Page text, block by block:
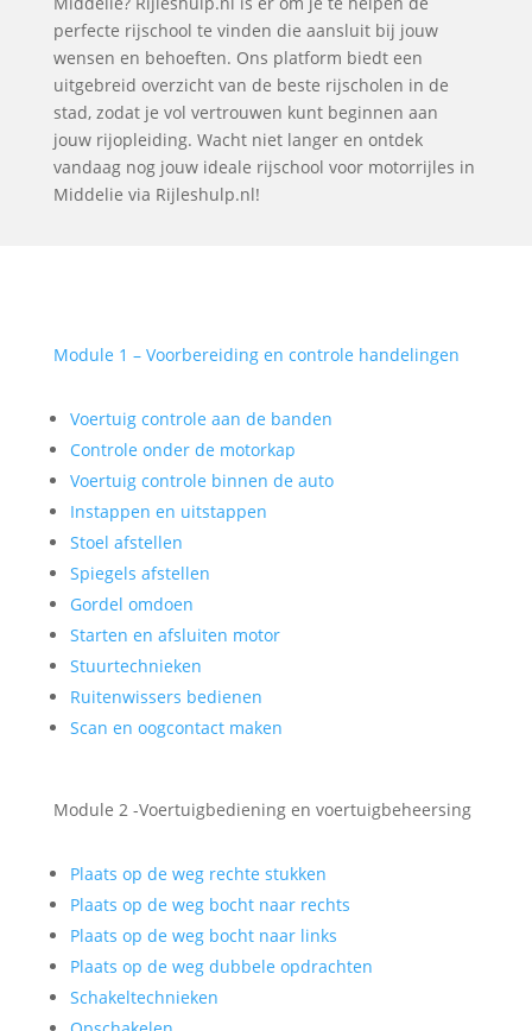
perfecte rijschool te vinden die aansluit bij jouw
wensen en behoeften. Ons platform biedt een
uitgebreid overzicht van de beste rijscholen in de
stad, zodat je vol vertrouwen kunt beginnen aan
jouw rijopleiding. Wacht niet langer en ontdek
vandaag nog jouw ideale rijschool voor motorrijles in
Middelie via Rijleshulp.nl!
Module 1 – Voorbereiding en controle handelingen
Voertuig controle aan de banden
Controle onder de motorkap
Voertuig controle binnen de auto
Instappen en uitstappen
Stoel afstellen
Spiegels afstellen
Gordel omdoen
Starten en afsluiten motor
Stuurtechnieken
Ruitenwissers bedienen
Scan en oogcontact maken
Module 2 -Voertuigbediening en voertuigbeheersing
Plaats op de weg rechte stukken
Plaats op de weg bocht naar rechts
Plaats op de weg bocht naar links
Plaats op de weg dubbele opdrachten
Schakeltechnieken